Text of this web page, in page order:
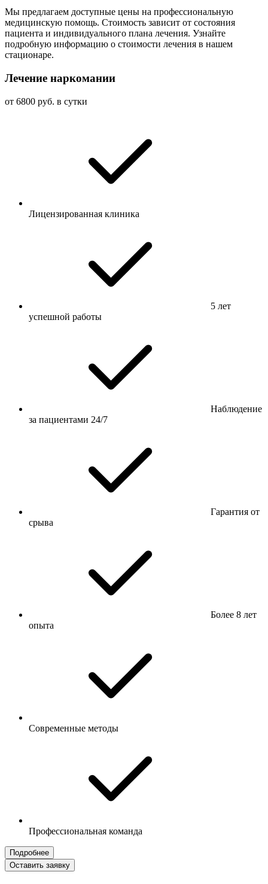
Мы предлагаем доступные цены на профессиональную
медицинскую помощь. Стоимость зависит от состояния
пациента и индивидуального плана лечения. Узнайте
подробную информацию о стоимости лечения в нашем
стационаре.
Лечение наркомании
от 6800 руб. в сутки
Лицензированная клиника
5 лет
успешной работы
Наблюдение
за пациентами 24/7
Гарантия от
срыва
Более 8 лет
опыта
Современные методы
Профессиональная команда
Подробнее
Оставить заявку